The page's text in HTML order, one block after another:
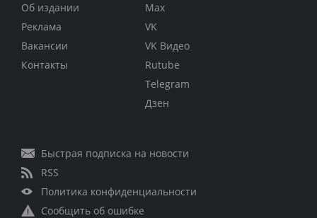
Об издании
Реклама
Вакансии
Контакты
Max
VK
VK Видео
Rutube
Telegram
Дзен
Быстрая подписка на новости
RSS
Политика конфиденциальности
Сообщить об ошибке